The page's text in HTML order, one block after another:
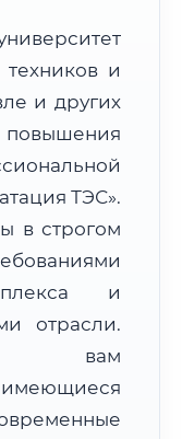
150000–150999
МСК (UTC+3)
Дистанционно
дней
ФИС ФРДО
и
и других
повышения
ТЭС».
в строгом
и
отрасли.
вам